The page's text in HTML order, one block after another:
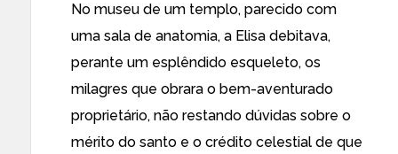
No museu de um templo, parecido com
uma sala de anatomia, a Elisa debitava,
perante um esplêndido esqueleto, os
milagres que obrara o bem-aventurado
proprietário, não restando dúvidas sobre o
mérito do santo e o crédito celestial de que